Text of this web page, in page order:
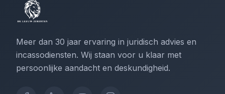
Meer dan 30 jaar ervaring in juridisch advies en
incassodiensten. Wij staan voor u klaar met
persoonlijke aandacht en deskundigheid.